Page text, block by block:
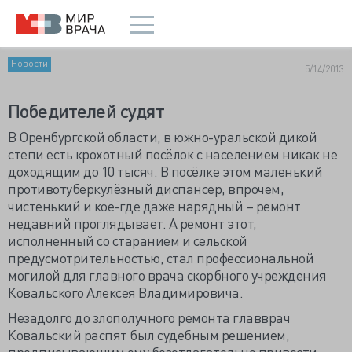
Новости 5/14/2013
Победителей судят
В Оренбургской области, в южно-уральской дикой
степи есть крохотный посёлок с населением никак не
доходящим до 10 тысяч. В посёлке этом маленький
противотуберкулёзный диспансер, впрочем,
чистенький и кое-где даже нарядный – ремонт
недавний проглядывает. А ремонт этот,
исполненный со старанием и сельской
предусмотрительностью, стал профессиональной
могилой для главного врача скорбного учреждения
Ковальского Алексея Владимировича.
Незадолго до злополучного ремонта главврач
Ковальский распят был судебным решением,